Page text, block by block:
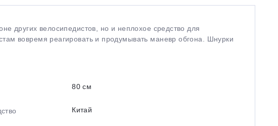
других велосипедистов, но и неплохое средство для
вовремя реагировать и продумывать маневр обгона. Шнурки
80 см
Китай